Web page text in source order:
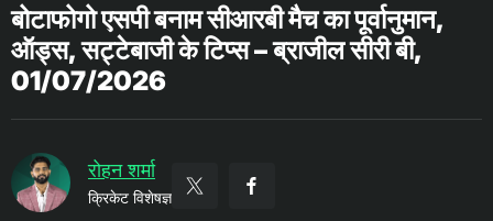
बोटाफोगो एसपी बनाम सीआरबी मैच का पूर्वानुमान,
ऑड्स, सट्टेबाजी के टिप्स – ब्राजील सीरी बी,
01/07/2026
रोहन शर्मा
क्रिकेट विशेषज्ञ